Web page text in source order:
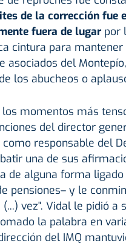
de la corrección fue
fuera de lugar por
cintura para
asociados del
los abucheos o
los momentos más
del director
como responsable del
una de sus
de alguna forma
pensiones– y le
(...) vez". Vidal le pidió
la palabra en
del IMQ